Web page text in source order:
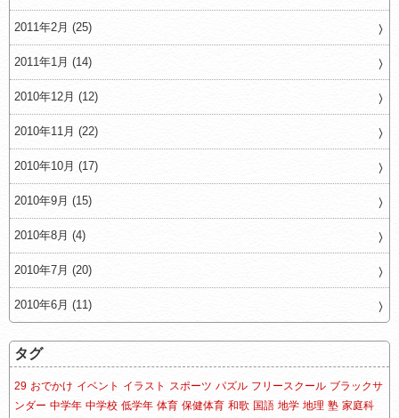
2011年2月 (25)
2011年1月 (14)
2010年12月 (12)
2010年11月 (22)
2010年10月 (17)
2010年9月 (15)
2010年8月 (4)
2010年7月 (20)
2010年6月 (11)
タグ
29 おでかけ イベント イラスト スポーツ パズル フリースクール ブラックサ
ンダー 中学年 中学校 低学年 体育 保健体育 和歌 国語 地学 地理 塾 家庭科